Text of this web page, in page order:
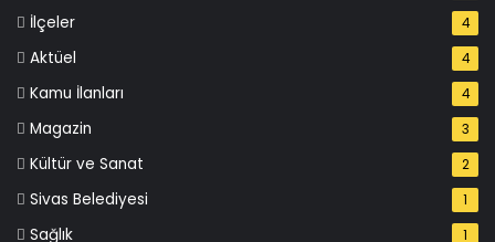
İlçeler 4
Aktüel 4
Kamu İlanları 4
Magazin 3
Kültür ve Sanat 2
Sivas Belediyesi 1
Sağlık 1